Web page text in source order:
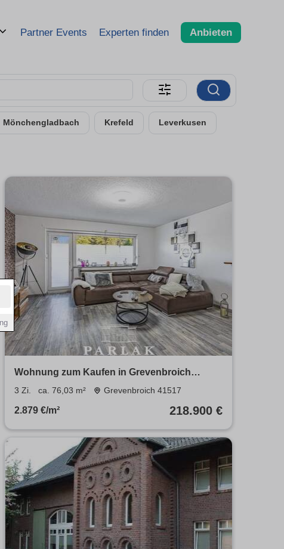
Partner Events Experten finden Anbieten
Mönchengladbach Krefeld Leverkusen
Wohnung zum Kaufen in Grevenbroich
218.900 € 76.03 m²
3 Zi. ca. 76,03 m² Grevenbroich 41517
2.879 €/m² 218.900 €